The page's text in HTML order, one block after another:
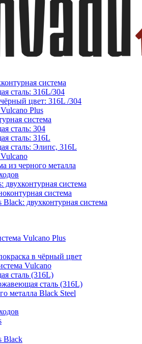
система
сталь: 316L/304
цвет: 316L /304
Plus
система
сталь: 304
сталь: 316L
сталь: Элипс, 316L
из черного металла
двухконтурная система
система
Black: двухконтурная система
Vulcano Plus
в чёрный цвет
Vulcano
сталь (316L)
сталь (316L)
металла Black Steel
Black